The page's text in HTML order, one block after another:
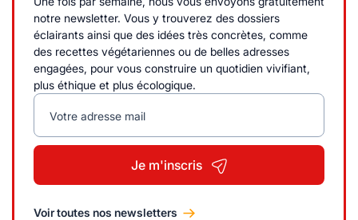
notre newsletter. Vous y trouverez des dossiers
éclairants ainsi que des idées très concrètes, comme
des recettes végétariennes ou de belles adresses
engagées, pour vous construire un quotidien vivifiant,
plus éthique et plus écologique.
Votre adresse mail
Je m'inscris
Voir toutes nos newsletters